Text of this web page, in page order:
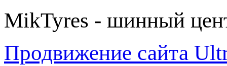
MikTyres - шинный
Продвижение сайта